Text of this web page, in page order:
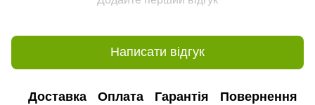
Написати відгук
Доставка Оплата Гарантія Повернення